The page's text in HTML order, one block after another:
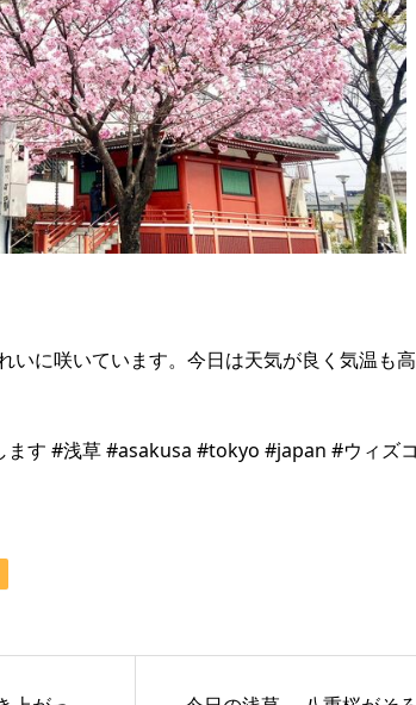
いに咲いています。今日は天気が良く気温も
ます #浅草 #asakusa #tokyo #japan #ウィズ